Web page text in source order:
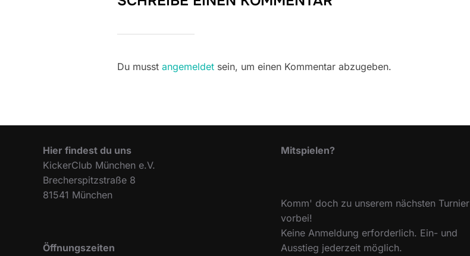
Du musst angemeldet sein, um einen Kommentar abzugeben.
Hier findest du uns
KickerClub München e.V.
Brecherspitzstraße 8
81541 München
Öffnungszeiten
Mitspielen?
Komm' doch zu unserem nächsten Turnier
vorbei!
Keine Anmeldung erforderlich. Ein- und
Ausstieg jederzeit möglich.